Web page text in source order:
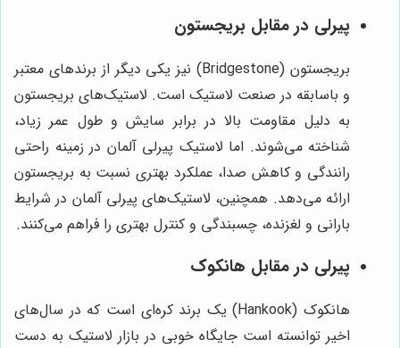
پیرلی در مقابل بریجستون
بریجستون (Bridgestone) نیز یکی دیگر از برندهای معتبر
و باسابقه در صنعت لاستیک است. لاستیک‌های بریجستون
به دلیل مقاومت بالا در برابر سایش و طول عمر زیاد،
شناخته می‌شوند. اما لاستیک پیرلی آلمان در زمینه راحتی
رانندگی و کاهش صدا، عملکرد بهتری نسبت به بریجستون
ارائه می‌دهد. همچنین، لاستیک‌های پیرلی آلمان در شرایط
بارانی و لغزنده، چسبندگی و کنترل بهتری را فراهم می‌کنند.
پیرلی در مقابل هانکوک
هانکوک (Hankook) یک برند کره‌ای است که در سال‌های
اخیر توانسته است جایگاه خوبی در بازار لاستیک به دست